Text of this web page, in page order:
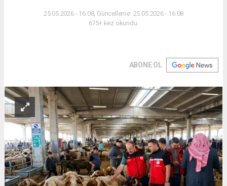
25.05.2026 - 16:08, Güncelleme: 25.05.2026 - 16:08
675+ kez okundu.
ABONE OL